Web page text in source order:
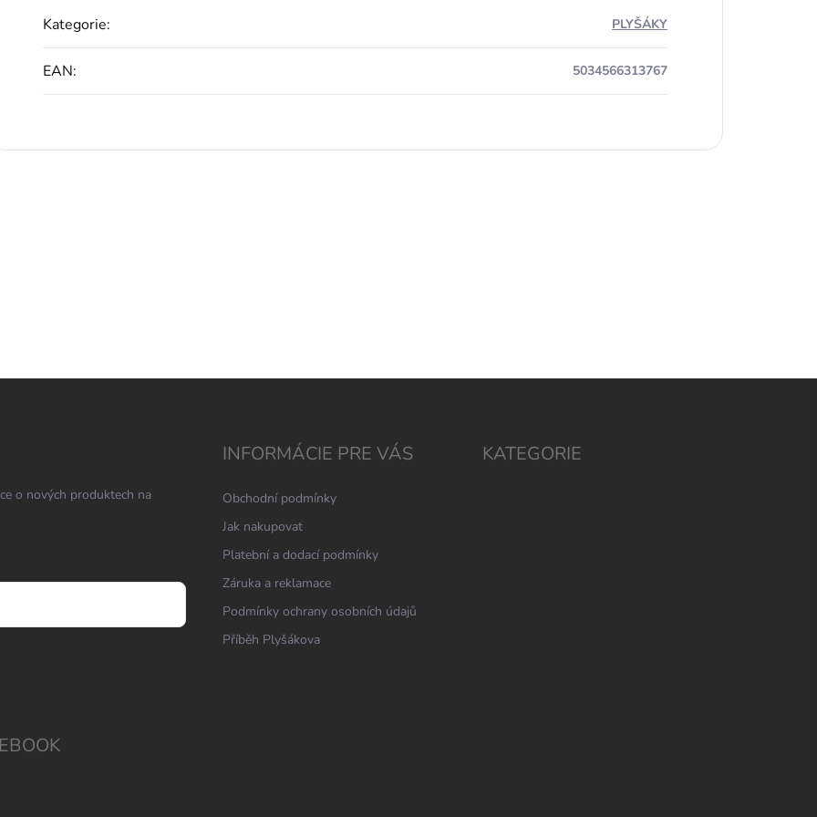
Kategorie: PLYŠÁKY
EAN: 5034566313767
o nových produktech na
INFORMÁCIE PRE VÁS
Obchodní podmínky
Jak nakupovat
Platební a dodací podmínky
Záruka a reklamace
Podmínky ochrany osobních údajů
Příběh Plyšákova
KATEGORIE